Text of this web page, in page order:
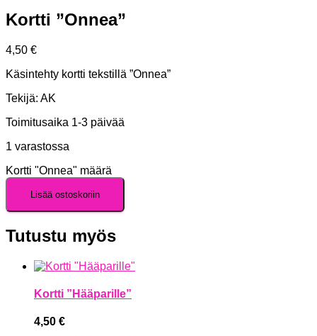
Kortti ”Onnea”
4,50 €
Käsintehty kortti tekstillä ”Onnea”
Tekijä: AK
Toimitusaika 1-3 päivää
1 varastossa
Kortti "Onnea" määrä
Lisää ostoskoriin
Tutustu myös
Kortti ”Hääparille”
4,50 €